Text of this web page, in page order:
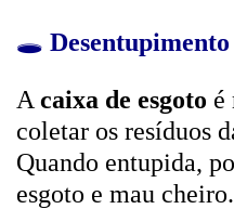
🕳️
A caixa de esgoto é
coletar os resíduos
Quando entupida,
esgoto e mau